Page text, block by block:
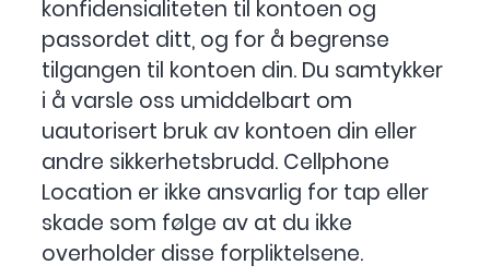
konfidensialiteten til kontoen og
passordet ditt, og for å begrense
tilgangen til kontoen din. Du samtykker
i å varsle oss umiddelbart om
uautorisert bruk av kontoen din eller
andre sikkerhetsbrudd. Cellphone
Location er ikke ansvarlig for tap eller
skade som følge av at du ikke
overholder disse forpliktelsene.